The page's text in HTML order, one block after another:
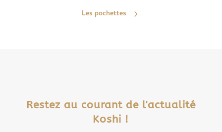
Les pochettes
Restez au courant de l'actualité
Koshi !